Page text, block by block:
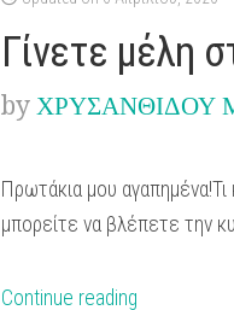
Γίνετε μέλη
by ΧΡΥΣΑΝΘΙΔΟΥ
Πρωτάκια μου
μπορείτε να βλέπετε την
Continue reading